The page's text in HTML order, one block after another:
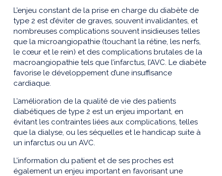
L’enjeu constant de la prise en charge du diabète de
type 2 est d’éviter de graves, souvent invalidantes, et
nombreuses complications souvent insidieuses telles
que la microangiopathie (touchant la rétine, les nerfs,
le cœur et le rein) et des complications brutales de la
macroangiopathie tels que l’infarctus, l’AVC. Le diabète
favorise le développement d’une insuffisance
cardiaque.
L’amélioration de la qualité de vie des patients
diabétiques de type 2 est un enjeu important, en
évitant les contraintes liées aux complications, telles
que la dialyse, ou les séquelles et le handicap suite à
un infarctus ou un AVC.
L’information du patient et de ses proches est
également un enjeu important en favorisant une